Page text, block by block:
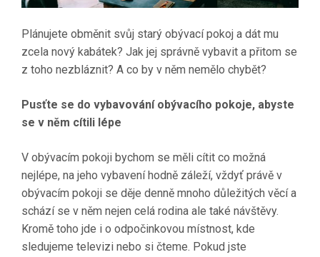
Plánujete obměnit svůj starý obývací pokoj a dát mu
zcela nový kabátek? Jak jej správně vybavit a přitom se
z toho nezbláznit? A co by v něm nemělo chybět?
Pusťte se do vybavování obývacího pokoje, abyste
se v něm cítili lépe
V obývacím pokoji bychom se měli cítit co možná
nejlépe, na jeho vybavení hodně záleží, vždyť právě v
obývacím pokoji se děje denně mnoho důležitých věcí a
schází se v něm nejen celá rodina ale také návštěvy.
Kromě toho jde i o odpočinkovou místnost, kde
sledujeme televizi nebo si čteme. Pokud jste